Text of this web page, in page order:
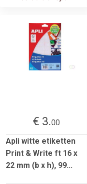
€ 3.00
Apli witte etiketten
Print & Write ft 16 x
22 mm (b x h), 99...